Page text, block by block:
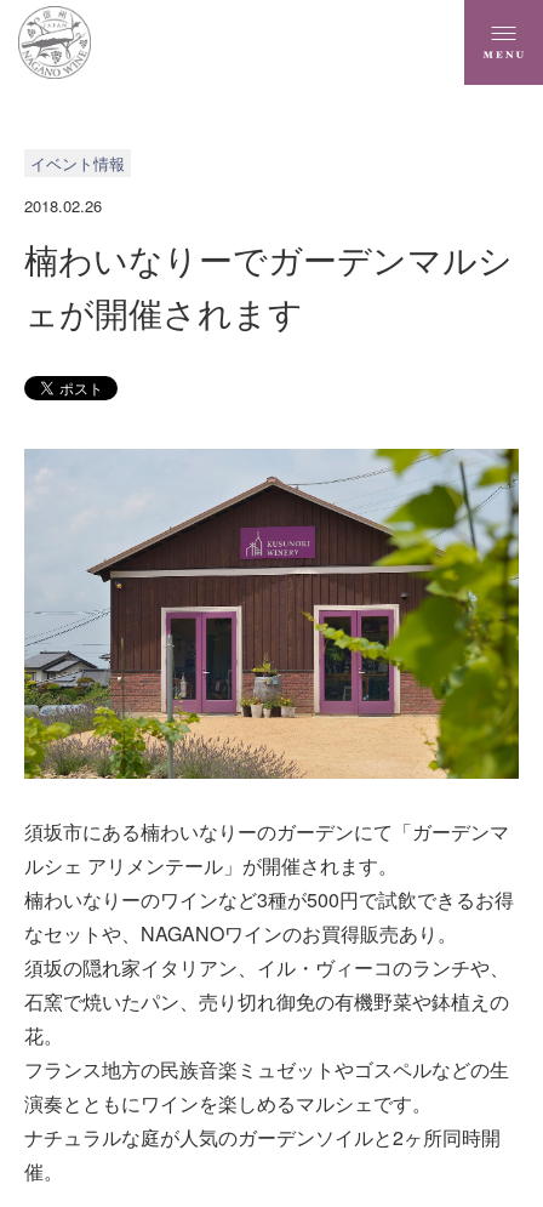
イベント情報
2018.02.26
楠わいなりーでガーデンマルシ
ェが開催されます
須坂市にある楠わいなりーのガーデンにて「ガーデンマ
ルシェ アリメンテール」が開催されます。
楠わいなりーのワインなど3種が500円で試飲できるお得
なセットや、NAGANOワインのお買得販売あり。
須坂の隠れ家イタリアン、イル・ヴィーコのランチや、
石窯で焼いたパン、売り切れ御免の有機野菜や鉢植えの
花。
フランス地方の民族音楽ミュゼットやゴスペルなどの生
演奏とともにワインを楽しめるマルシェです。
ナチュラルな庭が人気のガーデンソイルと2ヶ所同時開
催。